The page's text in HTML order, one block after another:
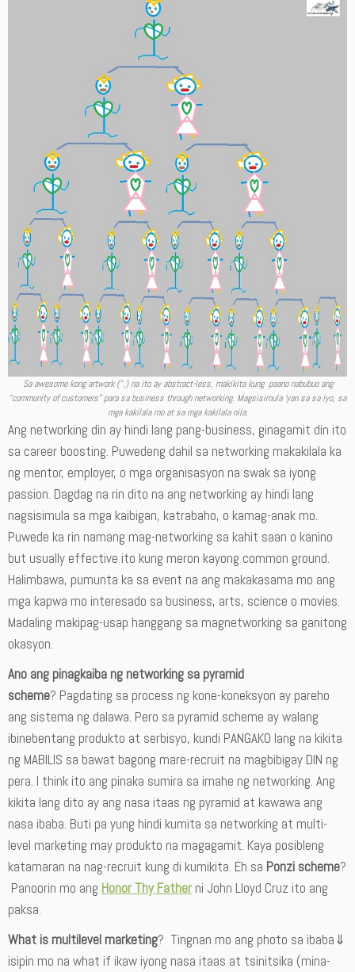
Sa awesome kong artwork (“,) na ito ay abstract-less, makikita kung paano nabubuo ang
“community of customers” para sa business through networking. Magsisimula ‘yan sa sa iyo, sa
mga kakilala mo at sa mga kakilala nila.
Ang networking din ay hindi lang pang-business, ginagamit din ito
sa career boosting. Puwedeng dahil sa networking makakilala ka
ng mentor, employer, o mga organisasyon na swak sa iyong
passion. Dagdag na rin dito na ang networking ay hindi lang
nagsisimula sa mga kaibigan, katrabaho, o kamag-anak mo.
Puwede ka rin namang mag-networking sa kahit saan o kanino
but usually effective ito kung meron kayong common ground.
Halimbawa, pumunta ka sa event na ang makakasama mo ang
mga kapwa mo interesado sa business, arts, science o movies.
Madaling makipag-usap hanggang sa magnetworking sa ganitong
okasyon.
Ano ang pinagkaiba ng networking sa pyramid
scheme? Pagdating sa process ng kone-koneksyon ay pareho
ang sistema ng dalawa. Pero sa pyramid scheme ay walang
ibinebentang produkto at serbisyo, kundi PANGAKO lang na kikita
ng MABILIS sa bawat bagong mare-recruit na magbibigay DIN ng
pera. I think ito ang pinaka sumira sa imahe ng networking. Ang
kikita lang dito ay ang nasa itaas ng pyramid at kawawa ang
nasa ibaba. Buti pa yung hindi kumita sa networking at multi-
level marketing may produkto na magagamit. Kaya posibleng
katamaran na nag-recruit kung di kumikita. Eh sa Ponzi scheme?
Panoorin mo ang Honor Thy Father ni John Lloyd Cruz ito ang
paksa.
What is multilevel marketing? Tingnan mo ang photo sa ibaba⇓
isipin mo na what if ikaw iyong nasa itaas at tsinitsika (mina-